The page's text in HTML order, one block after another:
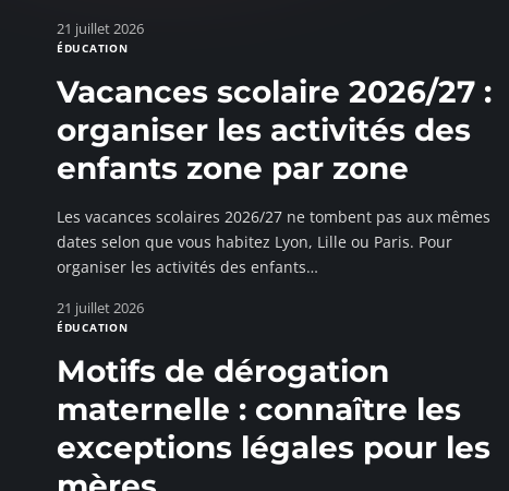
21 juillet 2026
ÉDUCATION
Vacances scolaire 2026/27 :
organiser les activités des
enfants zone par zone
Les vacances scolaires 2026/27 ne tombent pas aux mêmes
dates selon que vous habitez Lyon, Lille ou Paris. Pour
organiser les activités des enfants…
21 juillet 2026
ÉDUCATION
Motifs de dérogation
maternelle : connaître les
exceptions légales pour les